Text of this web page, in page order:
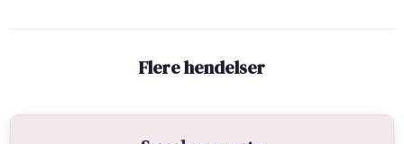
Flere hendelser